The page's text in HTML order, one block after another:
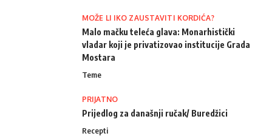
MOŽE LI IKO ZAUSTAVITI KORDIĆA?
Malo mačku teleća glava: Monarhistički
vladar koji je privatizovao institucije Grada
Mostara
Teme
PRIJATNO
Prijedlog za današnji ručak/ Buredžici
Recepti